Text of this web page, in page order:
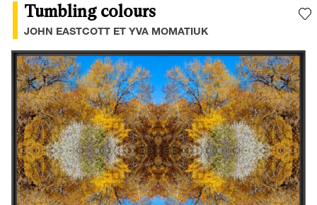
Tumbling colours
JOHN EASTCOTT ET YVA MOMATIUK